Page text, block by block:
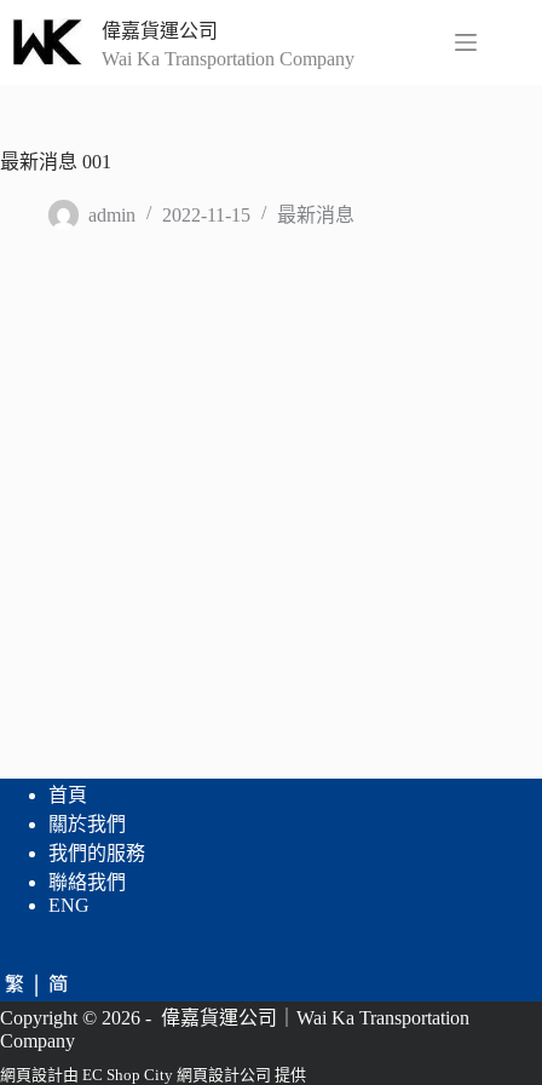
偉嘉貨運公司
Wai Ka Transportation Company
最新消息 001
admin 2022-11-15 最新消息
首頁
關於我們
我們的服務
聯絡我們
ENG
Copyright © 2026 - 偉嘉貨運公司｜Wai Ka Transportation
Company
網頁設計由 EC Shop City 網頁設計公司 提供